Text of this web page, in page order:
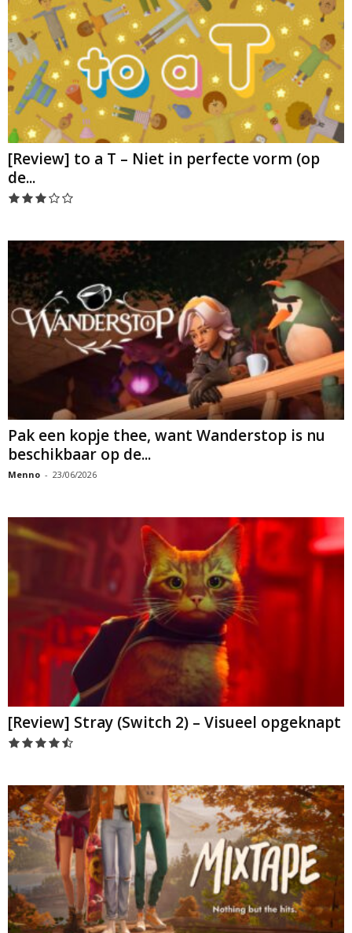
[Review] to a T – Niet in perfecte vorm (op
de...
Pak een kopje thee, want Wanderstop is nu
beschikbaar op de...
Menno - 23/06/2026
[Review] Stray (Switch 2) – Visueel opgeknapt